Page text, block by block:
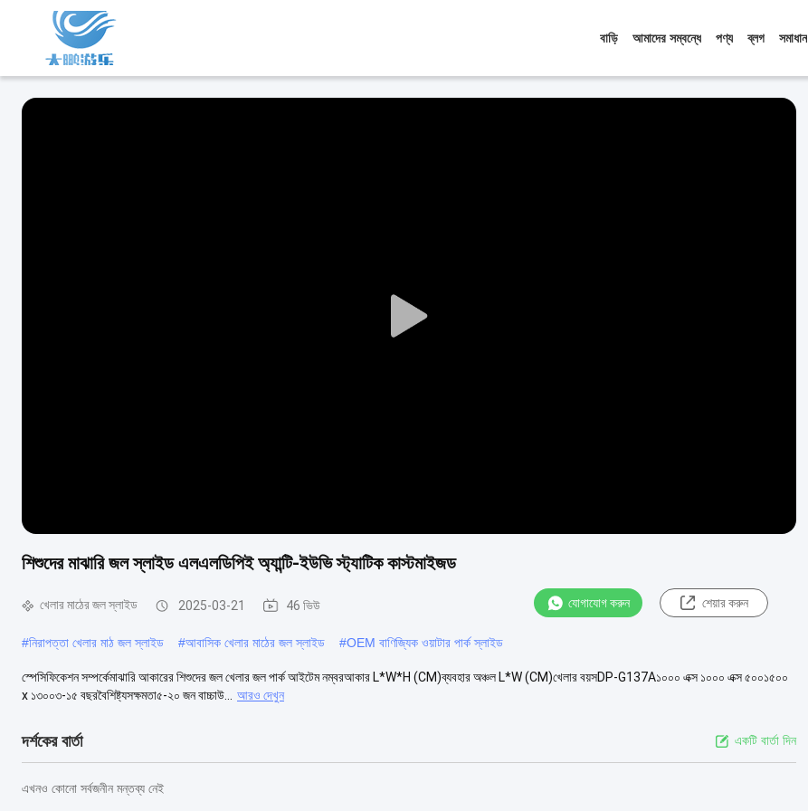
বাড়ি আমাদের সম্বন্ধে পণ্য ব্লগ সমাধান
Play
শিশুদের মাঝারি জল স্লাইড এলএলডিপিই অ্যান্টি-ইউভি স্ট্যাটিক কাস্টমাইজড
খেলার মাঠের জল স্লাইড 2025-03-21 46 ভিউ যোগাযোগ করুন শেয়ার করুন
#নিরাপত্তা খেলার মাঠ জল স্লাইড #আবাসিক খেলার মাঠের জল স্লাইড #OEM বাণিজ্যিক ওয়াটার পার্ক স্লাইড
স্পেসিফিকেশন সম্পর্কেমাঝারি আকারের শিশুদের জল খেলার জল পার্ক আইটেম নম্বরআকার L*W*H (CM)ব্যবহার অঞ্চল L*W (CM)খেলার বয়সDP-G137A১০০০ এক্স ১০০০ এক্স ৫০০১৫০০
x ১৩০০৩-১৫ বছরবৈশিষ্ট্যসক্ষমতা৫-২০ জন বাচ্চাউ...
আরও দেখুন
দর্শকের বার্তা একটি বার্তা দিন
এখনও কোনো সর্বজনীন মন্তব্য নেই